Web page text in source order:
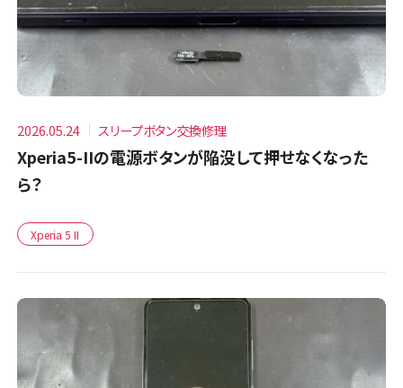
2026.05.24 スリープボタン交換修理
Xperia5-IIの電源ボタンが陥没して押せなくなった
ら？
Xperia 5 II